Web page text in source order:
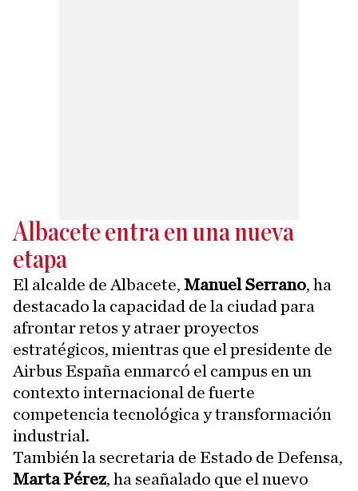
Albacete entra en una nueva
etapa
El alcalde de Albacete, Manuel Serrano, ha
destacado la capacidad de la ciudad para
afrontar retos y atraer proyectos
estratégicos, mientras que el presidente de
Airbus España enmarcó el campus en un
contexto internacional de fuerte
competencia tecnológica y transformación
industrial.
También la secretaria de Estado de Defensa,
Marta Pérez, ha seañalado que el nuevo